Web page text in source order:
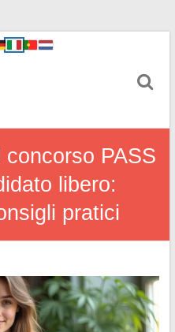
PASS
libero:
pratici